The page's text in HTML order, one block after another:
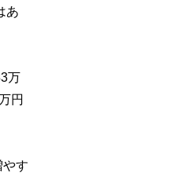
あ
万
円
やす